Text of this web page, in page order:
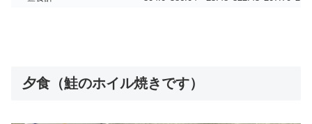
夕食（鮭のホイル焼きです）